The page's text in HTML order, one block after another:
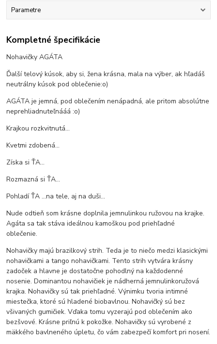
Parametre
Kompletné špecifikácie
Nohavičky AGÁTA
Ďalší telový kúsok, aby si, žena krásna, mala na výber, ak hľadáš
neutrálny kúsok pod oblečenie:o)
AGÁTA je jemná, pod oblečením nenápadná, ale pritom absolútne
neprehliadnuteľnááá :o)
Krajkou rozkvitnutá...
Kvetmi zdobená...
Získa si ŤA...
Rozmazná si ŤA...
Pohladí ŤA ...na tele, aj na duši...
Nude odtieň som krásne doplnila jemnulinkou ružovou na krajke.
Agáta sa tak stáva ideálnou kamoškou pod priehľadné
oblečenie.
Nohavičky majú brazilkový strih. Teda je to niečo medzi klasickými
nohavičkami a tango nohavičkami. Tento strih vytvára krásny
zadoček a hlavne je dostatočne pohodlný na každodenné
nosenie. Dominantou nohavičiek je nádherná jemnulinkoružová
krajka. Nohavičky sú tak priehľadné. Výnimku tvoria intimné
miestečka, ktoré sú hladené biobavlnou. Nohavičký sú bez
všivaných gumičiek. Vďaka tomu vyzerajú pod oblečením ako
bezšvové. Krásne priľnú k pokožke. Nohavičky sú vyrobené z
mäkkého bavlneného úpletu, čo vám zabezpečí komfort pri nosení.